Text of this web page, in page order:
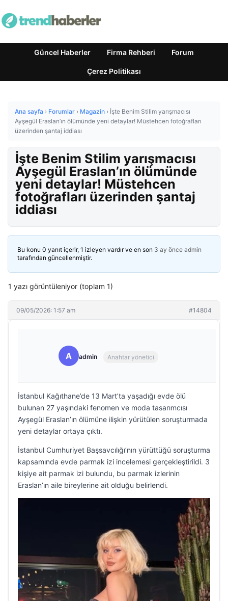
Güncel Haberler Firma Rehberi Forum
Çerez Politikası
Ana sayfa › Forumlar › Magazin › İşte Benim Stilim yarışmacısı
Ayşegül Eraslan’ın ölümünde yeni detaylar! Müstehcen fotoğrafları
üzerinden şantaj iddiası
İşte Benim Stilim yarışmacısı
Ayşegül Eraslan’ın ölümünde
yeni detaylar! Müstehcen
fotoğrafları üzerinden şantaj
iddiası
Bu konu 0 yanıt içerir, 1 izleyen vardır ve en son 3 ay önce admin
tarafından güncellenmiştir.
1 yazı görüntüleniyor (toplam 1)
09/05/2026: 1:57 am #14804
A admin Anahtar yönetici
İstanbul Kağıthane’de 13 Mart’ta yaşadığı evde ölü
bulunan 27 yaşındaki fenomen ve moda tasarımcısı
Ayşegül Eraslan’ın ölümüne ilişkin yürütülen soruşturmada
yeni detaylar ortaya çıktı.
İstanbul Cumhuriyet Başsavcılığı’nın yürüttüğü soruşturma
kapsamında evde parmak izi incelemesi gerçekleştirildi. 3
kişiye ait parmak izi bulundu, bu parmak izlerinin
Eraslan’ın aile bireylerine ait olduğu belirlendi.